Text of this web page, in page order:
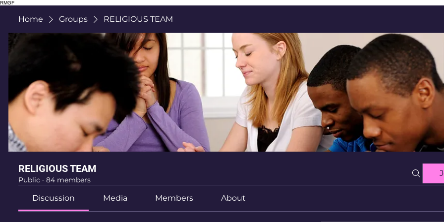
RMGF
Home Groups RELIGIOUS TEAM
RELIGIOUS TEAM
Public · 84 members
Discussion Media Members About